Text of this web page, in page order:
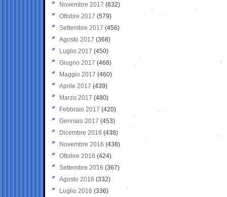
Novembre 2017 (632)
Ottobre 2017 (579)
Settembre 2017 (456)
Agosto 2017 (368)
Luglio 2017 (450)
Giugno 2017 (468)
Maggio 2017 (460)
Aprile 2017 (439)
Marzo 2017 (480)
Febbraio 2017 (420)
Gennaio 2017 (453)
Dicembre 2016 (438)
Novembre 2016 (438)
Ottobre 2016 (424)
Settembre 2016 (367)
Agosto 2016 (332)
Luglio 2016 (336)